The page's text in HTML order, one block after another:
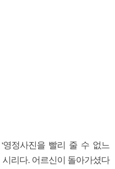
영정사진을 빨리 줄 수 없느
시리다. 어르신이 돌아가셨다